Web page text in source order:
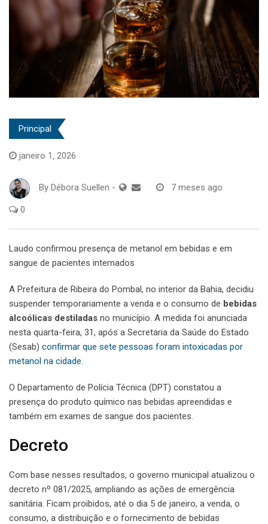
Principal
janeiro 1, 2026
By Débora Suellen - 7 meses ago
0
Laudo confirmou presença de metanol em bebidas e em
sangue de pacientes internados
A Prefeitura de Ribeira do Pombal, no interior da Bahia, decidiu
suspender temporariamente a venda e o consumo de bebidas
alcoólicas destiladas no município. A medida foi anunciada
nesta quarta-feira, 31, após a Secretaria da Saúde do Estado
(Sesab) confirmar que sete pessoas foram intoxicadas por
metanol na cidade.
O Departamento de Polícia Técnica (DPT) constatou a
presença do produto químico nas bebidas apreendidas e
também em exames de sangue dos pacientes.
Decreto
Com base nesses resultados, o governo municipal atualizou o
decreto nº 081/2025, ampliando as ações de emergência
sanitária. Ficam proibidos, até o dia 5 de janeiro, a venda, o
consumo, a distribuição e o fornecimento de bebidas